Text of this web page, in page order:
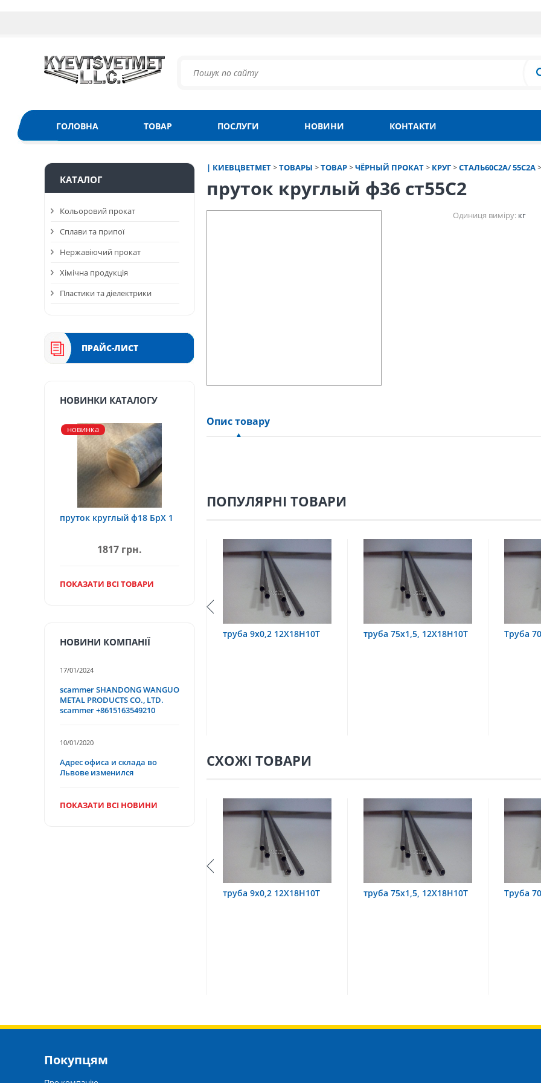
ГОЛОВНА ТОВАР ПОСЛУГИ НОВИНИ КОНТАКТИ
| КИЕВЦВЕТМЕТ>ТОВАРЫ >ТОВАР>ЧЁРНЫЙ ПРОКАТ> КРУГ>СТАЛЬ60С2А/ 55С2А>
пруток круглый ф36 ст55С2
Одиниця виміру:кг
Опис товару
ПОПУЛЯРНІ ТОВАРИ
труба 75х1,5, 12Х18Н10Т Труба 70х8 08Х22Н6Т
СХОЖІ ТОВАРИ
труба 75х1,5, 12Х18Н10Т Труба 70х8 08Х22Н6Т
КАТАЛОГ
Кольоровий прокат
Сплави та припої
Нержавіючий прокат
Хімічна продукція
Пластики та діелектрики
ПРАЙС-ЛИСТ
НОВИНКИ КАТАЛОГУ
новинка
пруток круглый ф18 БрХ 1
1817 грн.
ПОКАЗАТИ ВСІ ТОВАРИ
НОВИНИ КОМПАНІЇ
17/01/2024
scammer SHANDONG WANGUO
METAL PRODUCTS CO., LTD.
scammer +8615163549210
10/01/2020
Адрес офиса и склада во
Львове изменился
ПОКАЗАТИ ВСІ НОВИНИ
Покупцям